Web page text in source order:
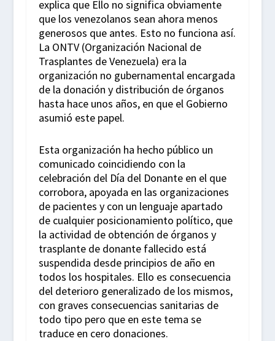
explica que Ello no significa obviamente
que los venezolanos sean ahora menos
generosos que antes. Esto no funciona así.
La ONTV (Organización Nacional de
Trasplantes de Venezuela) era la
organización no gubernamental encargada
de la donación y distribución de órganos
hasta hace unos años, en que el Gobierno
asumió este papel.
Esta organización ha hecho público un
comunicado coincidiendo con la
celebración del Día del Donante en el que
corrobora, apoyada en las organizaciones
de pacientes y con un lenguaje apartado
de cualquier posicionamiento político, que
la actividad de obtención de órganos y
trasplante de donante fallecido está
suspendida desde principios de año en
todos los hospitales. Ello es consecuencia
del deterioro generalizado de los mismos,
con graves consecuencias sanitarias de
todo tipo pero que en este tema se
traduce en cero donaciones.